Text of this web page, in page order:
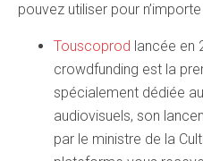
pouvez utiliser pour
Touscoprod lancée en
crowdfunding est la
spécialement dédiée
audiovisuels, son
par le ministre de la